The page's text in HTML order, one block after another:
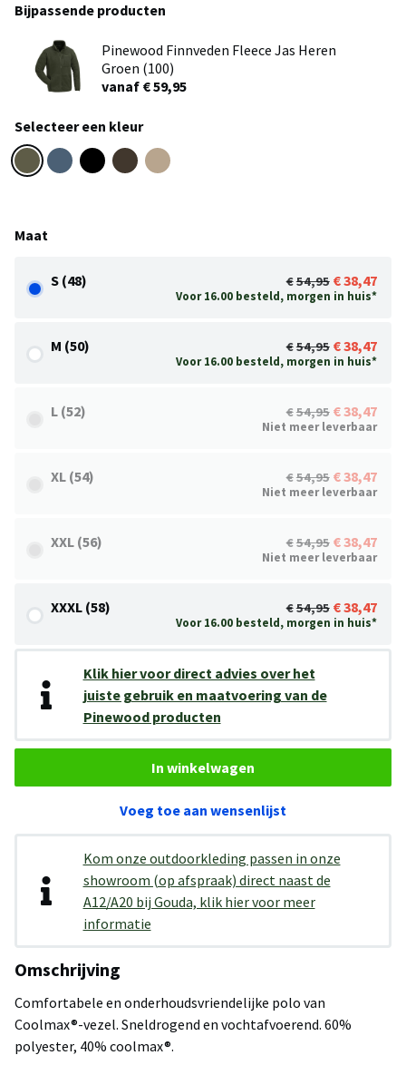
Bijpassende producten
Pinewood Finnveden Fleece Jas Heren
Groen (100)
vanaf € 59,95
Selecteer een kleur
Maat
S (48) 54,95 38,47
Voor 16.00 besteld, morgen in huis*
M (50) 54,95 38,47
Voor 16.00 besteld, morgen in huis*
L (52) 54,95 38,47
Niet meer leverbaar
XL (54) 54,95 38,47
Niet meer leverbaar
XXL (56) 54,95 38,47
Niet meer leverbaar
XXXL (58) 54,95 38,47
Voor 16.00 besteld, morgen in huis*
Klik hier voor direct advies over het
juiste gebruik en maatvoering van de
Pinewood producten
In winkelwagen
Voeg toe aan wensenlijst
Kom onze outdoorkleding passen in onze
showroom (op afspraak) direct naast de
A12/A20 bij Gouda, klik hier voor meer
informatie
Omschrijving
Comfortabele en onderhoudsvriendelijke polo van
Coolmax®-vezel. Sneldrogend en vochtafvoerend. 60%
polyester, 40% coolmax®.